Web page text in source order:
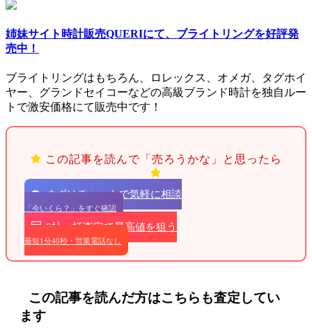
姉妹サイト時計販売QUERIにて、ブライトリングを好評発
売中！
ブライトリングはもちろん、ロレックス、オメガ、タグホイ
ヤー、グランドセイコーなどの高級ブランド時計を独自ルー
トで激安価格にて販売中です！
この記事を読んで「売ろうかな」と思ったら
まずはチャットで気軽に相談
「今いくら？」をすぐ確認
9社一括査定で最高値を狙う
最短1分40秒・営業電話なし
この記事を読んだ方はこちらも査定してい
ます